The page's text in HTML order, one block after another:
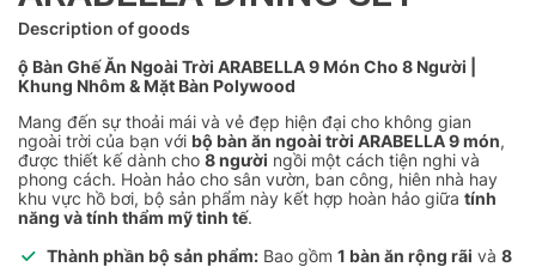
Description of goods
ộ Bàn Ghế Ăn Ngoài Trời ARABELLA 9 Món Cho 8 Người |
Khung Nhôm & Mặt Bàn Polywood
Mang đến sự thoải mái và vẻ đẹp hiện đại cho không gian
ngoài trời của bạn với bộ bàn ăn ngoài trời ARABELLA 9 món,
được thiết kế dành cho 8 người ngồi một cách tiện nghi và
phong cách. Hoàn hảo cho sân vườn, ban công, hiên nhà hay
khu vực hồ bơi, bộ sản phẩm này kết hợp hoàn hảo giữa tính
năng và tính thẩm mỹ tinh tế.
Thành phần bộ sản phẩm: Bao gồm 1 bàn ăn rộng rãi và 8